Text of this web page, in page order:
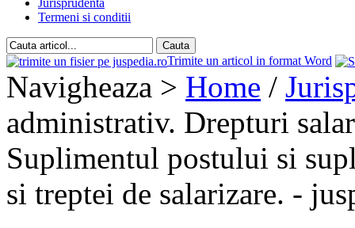
Jurisprudenta
Termeni si conditii
Trimite un articol in format Word
Navigheaza > Home /
administrativ. Drepturi
Suplimentul postului si
si treptei de salarizare. -